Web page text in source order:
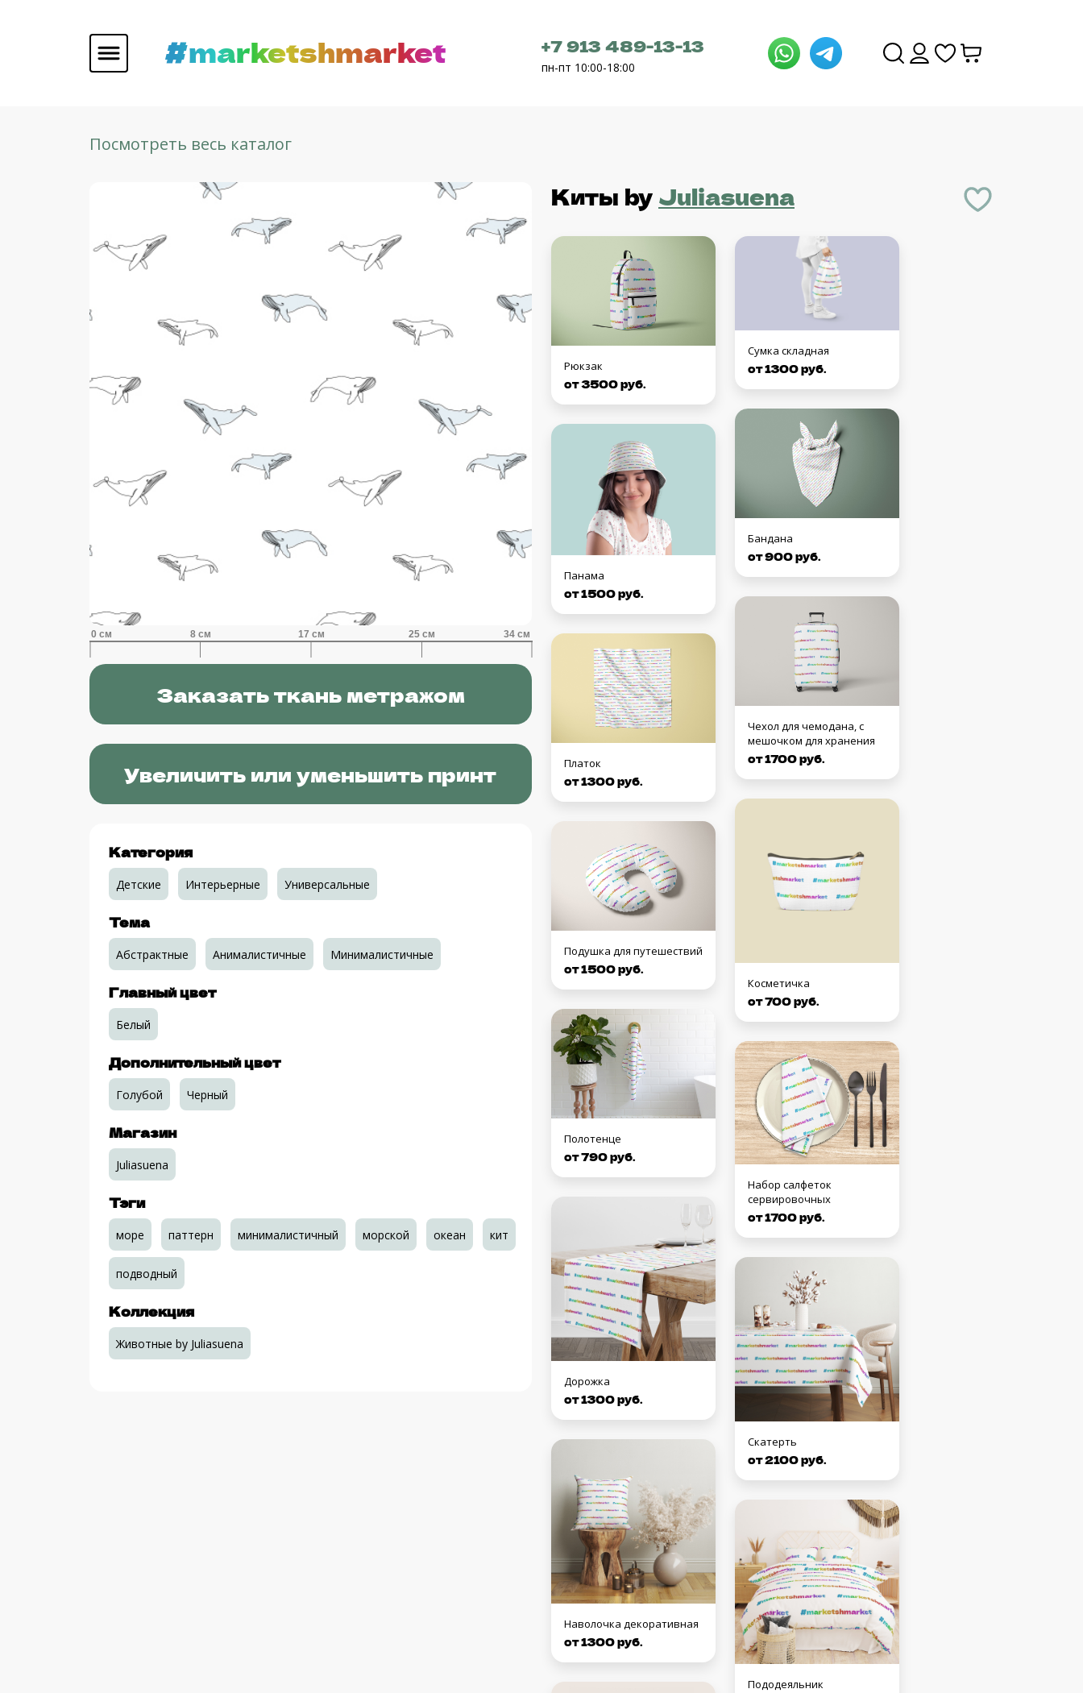
#marketshmarket +7 913 489-13-13
пн-пт 10:00-18:00
Посмотреть весь каталог
Киты by Juliasuena
Рюкзак
от 3500 руб.
Панама
от 1500 руб.
Платок
от 1300 руб.
Подушка для путешествий
от 1500 руб.
Полотенце
от 790 руб.
Дорожка
от 1300 руб.
Наволочка декоративная
от 1300 руб.
Сумка складная
от 1300 руб.
Бандана
от 900 руб.
Чехол для чемодана, с
мешочком для хранения
от 1700 руб.
Косметичка
от 700 руб.
Набор салфеток
сервировочных
от 1700 руб.
Скатерть
от 2100 руб.
Пододеяльник
Заказать ткань метражом
Увеличить или уменьшить принт
Категория
Детские Интерьерные Универсальные
Тема
Абстрактные Анималистичные Минималистичные
Главный цвет
Белый
Дополнительный цвет
Голубой Черный
Магазин
Juliasuena
Тэги
море паттерн минималистичный морской океан кит
подводный
Коллекция
Животные by Juliasuena